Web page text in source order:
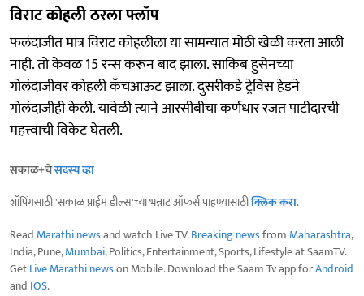
विराट कोहली ठरला फ्लॉप
फलंदाजीत मात्र विराट कोहलीला या सामन्यात मोठी खेळी करता आली
नाही. तो केवळ 15 रन्स करून बाद झाला. साकिब हुसेनच्या
गोलंदाजीवर कोहली कॅचआऊट झाला. दुसरीकडे ट्रेविस हेडने
गोलंदाजीही केली. यावेळी त्याने आरसीबीचा कर्णधार रजत पाटीदारची
महत्त्वाची विकेट घेतली.
सकाळ+चेसदस्य व्हा
शॉपिंगसाठी 'सकाळ प्राईम डील्स'च्या भन्नाट ऑफर्स पाहण्यासाठीक्लिक करा.
Read Marathi newsand watch Live TV.Breaking newsfrom Maharashtra,
India, Pune,Mumbai, Politics, Entertainment, Sports, Lifestyle at SaamTV.
GetLive Marathi newson Mobile. Download the Saam Tv app forAndroid
and IOS.